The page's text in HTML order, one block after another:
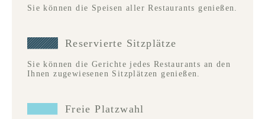
Sie können die Speisen aller Restaurants genießen.
Reservierte Sitzplätze
Sie können die Gerichte jedes Restaurants an den
Ihnen zugewiesenen Sitzplätzen genießen.
Freie Platzwahl